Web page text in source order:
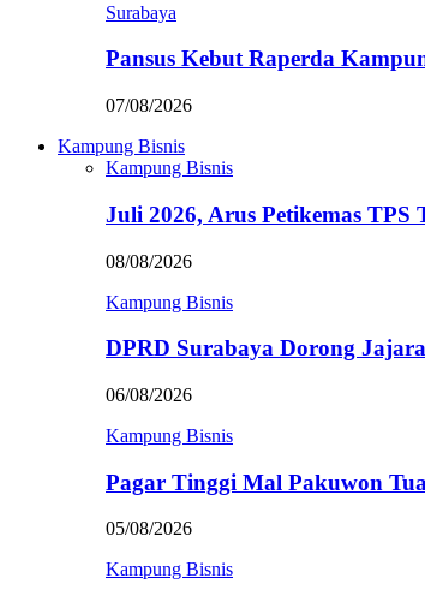
Surabaya
Pansus Kebut Raperda
07/08/2026
Kampung Bisnis
Kampung Bisnis
Juli 2026, Arus Petikemas
08/08/2026
Kampung Bisnis
DPRD Surabaya Dorong
06/08/2026
Kampung Bisnis
Pagar Tinggi Mal Pakuwon
05/08/2026
Kampung Bisnis